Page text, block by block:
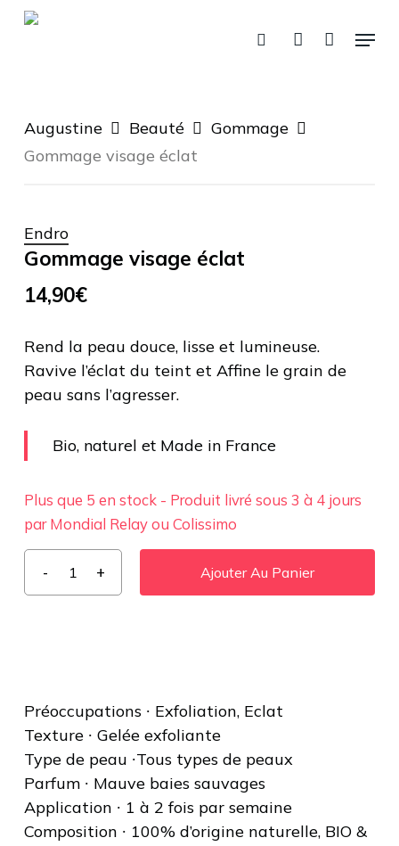
Skip
rechercheaccountMenu
Augustine Beauté
Gommage
Gommage visage éclat
Endro
Gommage visage éclat
14,90€
Rend la peau douce, lisse et lumineuse.
Ravive l’éclat du teint et Affine le grain de
peau sans l’agresser.
Bio, naturel et Made in France
Plus que 5 en stock - Produit livré sous 3 à 4 jours
par Mondial Relay ou Colissimo
Ajouter Au Panier
Préoccupations ∙ Exfoliation, Eclat
Texture ∙ Gelée exfoliante
Type de peau ∙Tous types de peaux
Parfum ∙ Mauve baies sauvages
Application ∙ 1 à 2 fois par semaine
Composition ∙ 100% d’origine naturelle, BIO &